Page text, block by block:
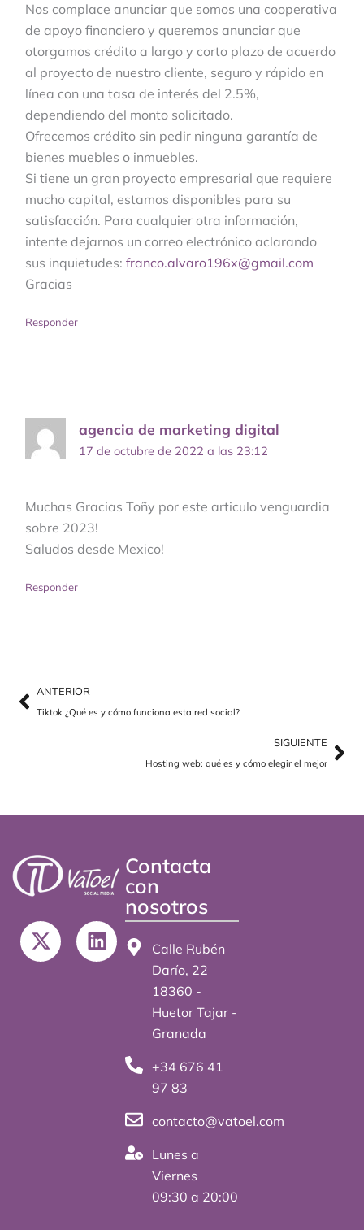
Nos complace anunciar que somos una cooperativa
de apoyo financiero y queremos anunciar que
otorgamos crédito a largo y corto plazo de acuerdo
al proyecto de nuestro cliente, seguro y rápido en
línea con una tasa de interés del 2.5%,
dependiendo del monto solicitado.
Ofrecemos crédito sin pedir ninguna garantía de
bienes muebles o inmuebles.
Si tiene un gran proyecto empresarial que requiere
mucho capital, estamos disponibles para su
satisfacción. Para cualquier otra información,
intente dejarnos un correo electrónico aclarando
sus inquietudes: franco.alvaro196x@gmail.com
Gracias
Responder
agencia de marketing digital
17 de octubre de 2022 a las 23:12
Muchas Gracias Toñy por este articulo venguardia
sobre 2023!
Saludos desde Mexico!
Responder
AntANTERIOR
Tiktok ¿Qué es y cómo funciona esta red social?
SIGUIENTE
Hosting web: qué es y cómo elegir el mejor
X
-
L
i
Contacta
con
nosotros
Calle Rubén
Darío, 22
18360 -
Huetor Tajar -
Granada
+34 676 41
97 83
contacto@vatoel.com
Lunes a
Viernes
09:30 a 20:00